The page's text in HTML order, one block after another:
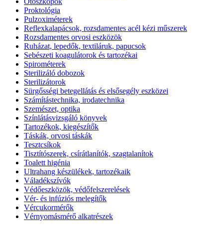
Proktológia
Pulzoximéterek
Reflexkalapácsok, rozsdamentes acél kézi műszerek
Rozsdamentes orvosi eszközök
Ruházat, lepedők, textiláruk, papucsok
Sebészeti koagulátorok és tartozékai
Spirométerek
Sterilizáló dobozok
Sterilizátorok
Sürgősségi betegellátás és elsősegély eszközei
Számítástechnika, irodatechnika
Szemészet, optika
Színlátásvizsgáló könyvek
Tartozékok, kiegészítők
Táskák, orvosi táskák
Tesztcsíkok
Tisztítószerek, csírátlanítók, szagtalanítok
Toalett higénia
Ultrahang készülékek, tartozékaik
Váladékszívók
Védőeszközök, védőfelszerelések
Vér- és infúziós melegítők
Vércukormérők
Vérnyomásmérő alkatrészek